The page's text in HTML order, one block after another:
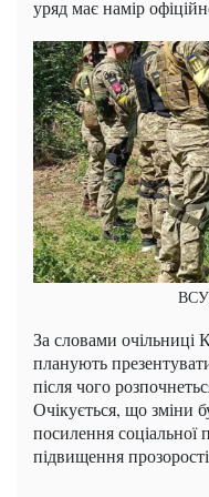
уряд має намір
За словами очільниці
планують
після чого
Очікується, що зміни
посилення соціальної
підвищення